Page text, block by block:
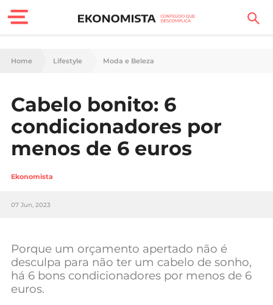
Finanças Pessoais
Carreira
Casa
Lifestyle
Sociedade
Negócios
Mundial 2026
Home Lifestyle Moda e Beleza
Cabelo bonito: 6
condicionadores por
menos de 6 euros
Ekonomista
07 Jun, 2023
Porque um orçamento apertado não é
desculpa para não ter um cabelo de sonho,
há 6 bons condicionadores por menos de 6
euros.